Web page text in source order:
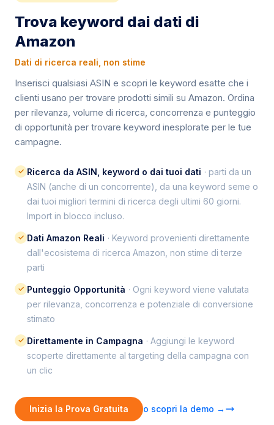
Trova keyword dai dati di
Amazon
Dati di ricerca reali, non stime
Inserisci qualsiasi ASIN e scopri le keyword esatte che i
clienti usano per trovare prodotti simili su Amazon. Ordina
per rilevanza, volume di ricerca, concorrenza e punteggio
di opportunità per trovare keyword inesplorate per le tue
campagne.
✓ Ricerca da ASIN, keyword o dai tuoi dati · parti da un
ASIN (anche di un concorrente), da una keyword seme o
dai tuoi migliori termini di ricerca degli ultimi 60 giorni.
Import in blocco incluso.
✓ Dati Amazon Reali · Keyword provenienti direttamente
dall'ecosistema di ricerca Amazon, non stime di terze
parti
✓ Punteggio Opportunità · Ogni keyword viene valutata
per rilevanza, concorrenza e potenziale di conversione
stimato
✓ Direttamente in Campagna · Aggiungi le keyword
scoperte direttamente al targeting della campagna con
un clic
Inizia la Prova Gratuita o scopri la demo →